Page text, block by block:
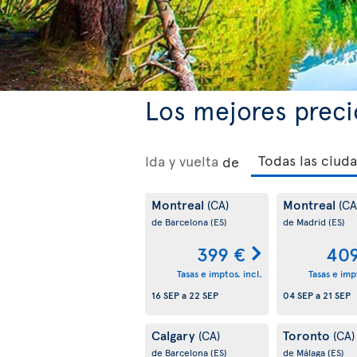
Los mejores
Ida y vuelta de
Montreal (CA)
de Barcelona(ES)
399 €
Tasas e imptos. incl.
16 SEPa22 SEP
Montreal
de Madrid(ES)
Tasas e
04 SEPa21 SEP
Calgary (CA)
de Barcelona(ES)
Toronto (CA)
de Málaga(ES)